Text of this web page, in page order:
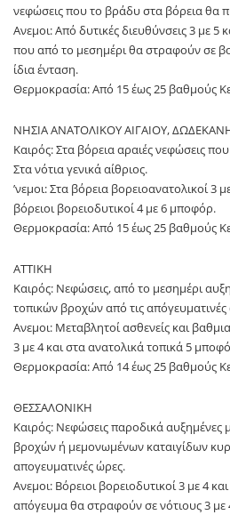
νεφώσεις που το βράδυ στα βόρεια θα
Ανεμοι: Από δυτικές διευθύνσεις 3 με 5
που από το μεσημέρι θα στραφούν σε
ίδια ένταση.
Θερμοκρασία: Από 15 έως 25 βαθμούς
ΝΗΣΙΑ ΑΝΑΤΟΛΙΚΟΥ ΑΙΓΑΙΟΥ,
Καιρός: Στα βόρεια αραιές νεφώσεις
Στα νότια γενικά αίθριος.
’νεμοι: Στα βόρεια βορειοανατολικοί 3
βόρειοι βορειοδυτικοί 4 με 6 μποφόρ.
Θερμοκρασία: Από 15 έως 25 βαθμούς
ΑΤΤΙΚΗ
Καιρός: Νεφώσεις, από το μεσημέρι
τοπικών βροχών από τις
Ανεμοι: Μεταβλητοί ασθενείς και
3 με 4 και στα ανατολικά τοπικά 5
Θερμοκρασία: Από 14 έως 25 βαθμούς
ΘΕΣΣΑΛΟΝΙΚΗ
Καιρός: Νεφώσεις παροδικά αυξημένες
βροχών ή μεμονωμένων καταιγίδων
απογευματινές ώρες.
Ανεμοι: Βόρειοι βορειοδυτικοί 3 με 4
απόγευμα θα στραφούν σε νότιους 3